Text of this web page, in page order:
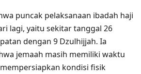
puncak pelaksanaan ibadah haji
lagi, yaitu sekitar tanggal 26
dengan 9 Dzulhijjah. Ia
jemaah masih memiliki waktu
kondisi fisik